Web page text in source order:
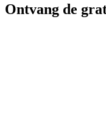
Ontvang de